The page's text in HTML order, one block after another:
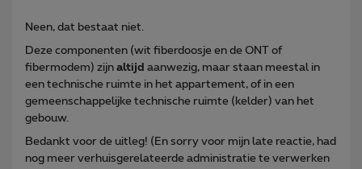
Neen, dat bestaat niet.
Deze componenten (wit fiberdoosje en de ONT of
fibermodem) zijn altijd aanwezig, maar staan meestal in
een technische ruimte in het appartement, of in een
gemeenschappelijke technische ruimte (kelder) van het
gebouw.
Bedankt voor de uitleg! (En sorry voor mijn late reactie, had
nog meer verhuisgerelateerde administratie te verwerken